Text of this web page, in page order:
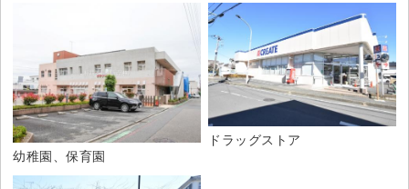
幼稚園、保育園
ドラッグストア